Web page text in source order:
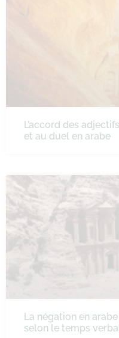
L’accord des
et au duel en arabe
La négation en
selon le temps